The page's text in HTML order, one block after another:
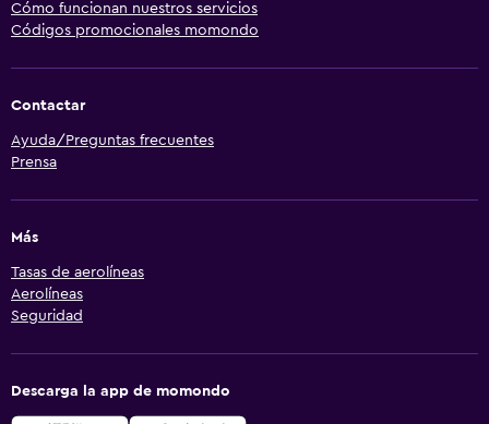
Cómo funcionan nuestros servicios
Códigos promocionales momondo
Contactar
Ayuda/Preguntas frecuentes
Prensa
Más
Tasas de aerolíneas
Aerolíneas
Seguridad
Descarga la app de momondo